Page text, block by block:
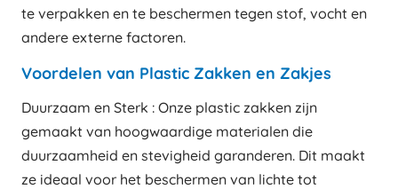
te verpakken en te beschermen tegen stof, vocht en
andere externe factoren.
Voordelen van Plastic Zakken en Zakjes
Duurzaam en Sterk : Onze plastic zakken zijn
gemaakt van hoogwaardige materialen die
duurzaamheid en stevigheid garanderen. Dit maakt
ze ideaal voor het beschermen van lichte tot